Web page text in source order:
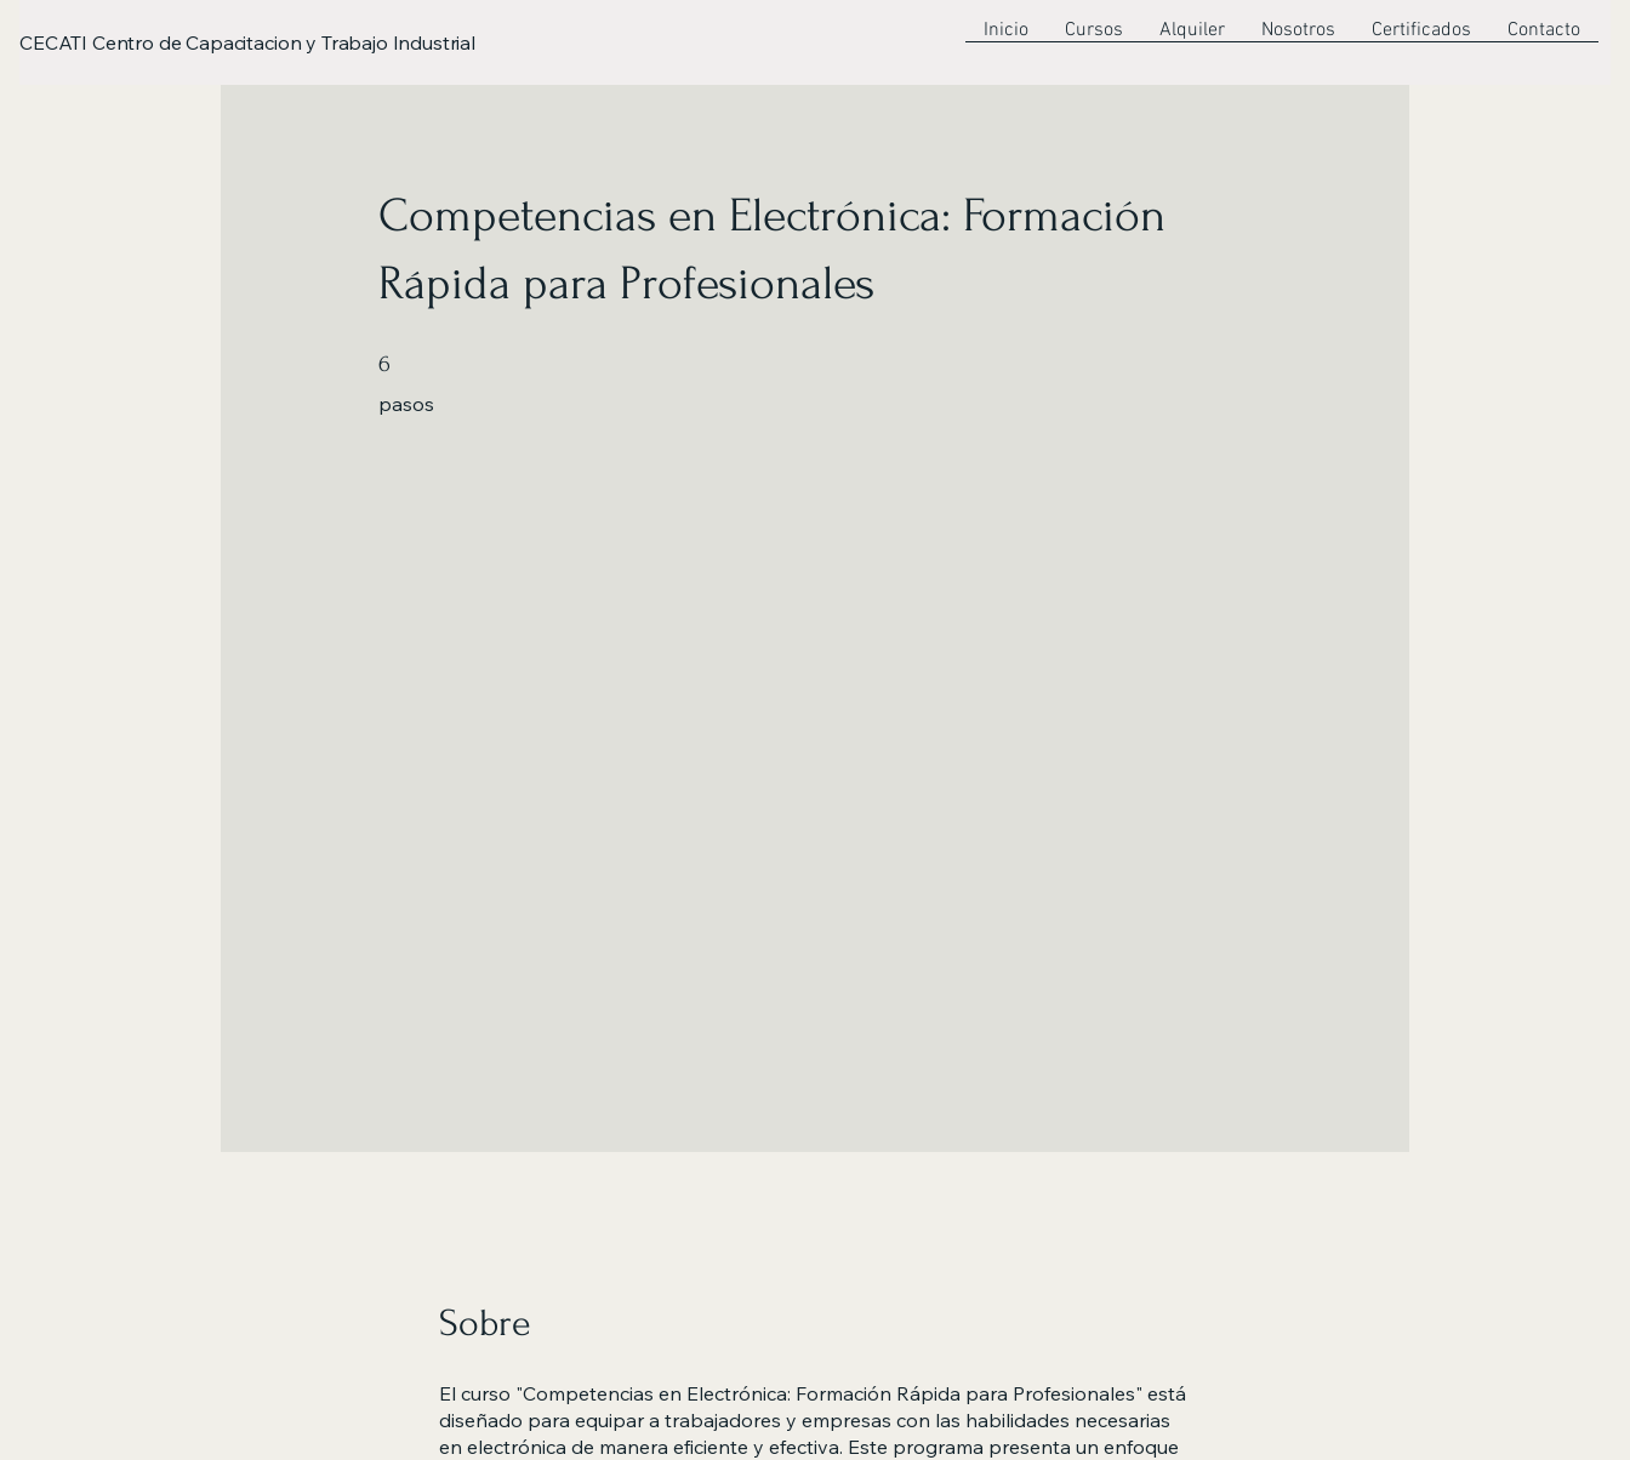
CECATI Centro de Capacitacion y Trabajo Industrial Inicio Cursos Alquiler Nosotros Certificados Contacto
Competencias en Electrónica: Formación
Rápida para Profesionales
6
pasos
6 pasos
Sobre
El curso "Competencias en Electrónica: Formación Rápida para Profesionales" está
diseñado para equipar a trabajadores y empresas con las habilidades necesarias
en electrónica de manera eficiente y efectiva. Este programa presenta un enfoque